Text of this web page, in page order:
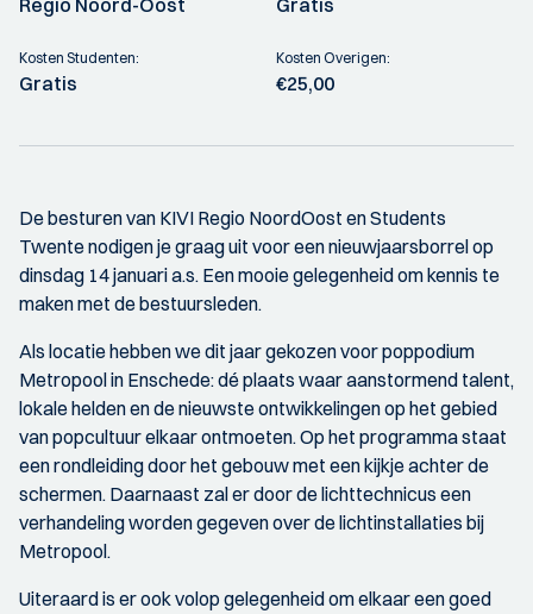
Regio Noord-Oost Gratis
Kosten Studenten:
Gratis
Kosten Overigen:
€25,00
De besturen van KIVI Regio NoordOost en Students
Twente nodigen je graag uit voor een nieuwjaarsborrel op
dinsdag 14 januari a.s. Een mooie gelegenheid om kennis te
maken met de bestuursleden.
Als locatie hebben we dit jaar gekozen voor poppodium
Metropool in Enschede: dé plaats waar aanstormend talent,
lokale helden en de nieuwste ontwikkelingen op het gebied
van popcultuur elkaar ontmoeten. Op het programma staat
een rondleiding door het gebouw met een kijkje achter de
schermen. Daarnaast zal er door de lichttechnicus een
verhandeling worden gegeven over de lichtinstallaties bij
Metropool.
Uiteraard is er ook volop gelegenheid om elkaar een goed